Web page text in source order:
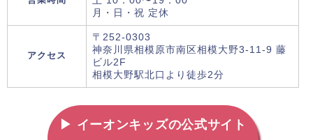
月・日・祝 定休
アクセス
〒252-0303
神奈川県相模原市南区相模大野3-11-9 藤
ビル2F
相模大野駅北口より徒歩2分
▶ イーオンキッズの公式サイト